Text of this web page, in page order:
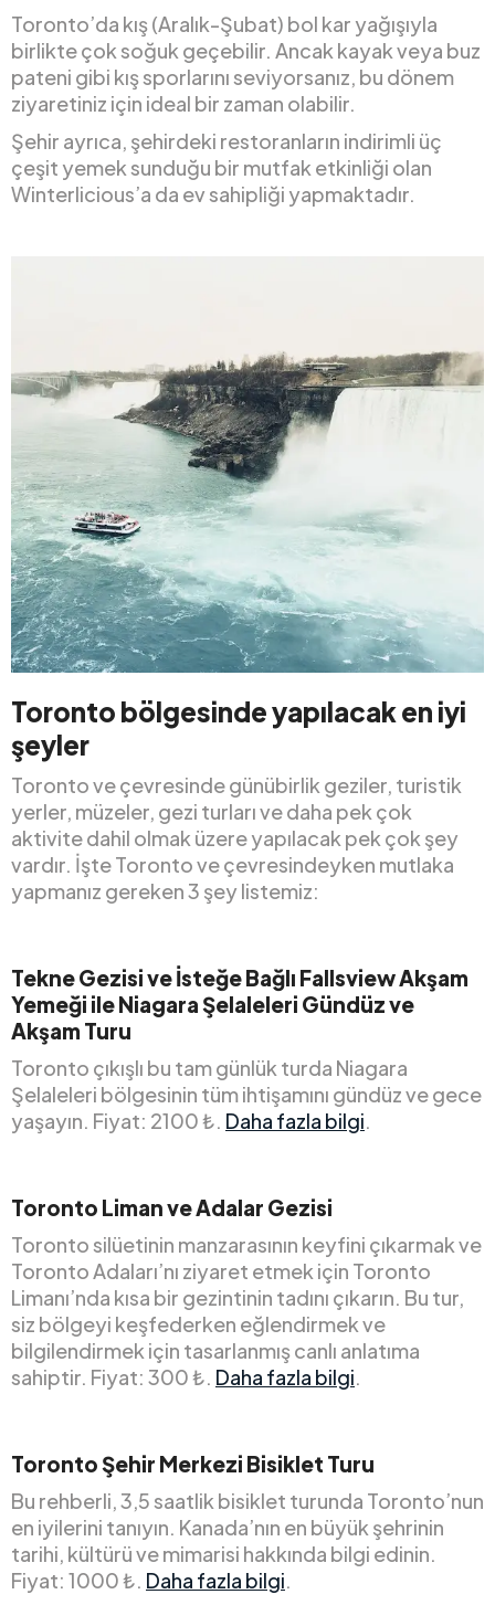
Toronto’da kış (Aralık-Şubat) bol kar yağışıyla
birlikte çok soğuk geçebilir. Ancak kayak veya buz
pateni gibi kış sporlarını seviyorsanız, bu dönem
ziyaretiniz için ideal bir zaman olabilir.
Şehir ayrıca, şehirdeki restoranların indirimli üç
çeşit yemek sunduğu bir mutfak etkinliği olan
Winterlicious’a da ev sahipliği yapmaktadır.
Toronto bölgesinde yapılacak en iyi
şeyler
Toronto ve çevresinde günübirlik geziler, turistik
yerler, müzeler, gezi turları ve daha pek çok
aktivite dahil olmak üzere yapılacak pek çok şey
vardır. İşte Toronto ve çevresindeyken mutlaka
yapmanız gereken 3 şey listemiz:
Tekne Gezisi ve İsteğe Bağlı Fallsview Akşam
Yemeği ile Niagara Şelaleleri Gündüz ve
Akşam Turu
Toronto çıkışlı bu tam günlük turda Niagara
Şelaleleri bölgesinin tüm ihtişamını gündüz ve gece
yaşayın. Fiyat: 2100 ₺. Daha fazla bilgi.
Toronto Liman ve Adalar Gezisi
Toronto silüetinin manzarasının keyfini çıkarmak ve
Toronto Adaları’nı ziyaret etmek için Toronto
Limanı’nda kısa bir gezintinin tadını çıkarın. Bu tur,
siz bölgeyi keşfederken eğlendirmek ve
bilgilendirmek için tasarlanmış canlı anlatıma
sahiptir. Fiyat: 300 ₺. Daha fazla bilgi.
Toronto Şehir Merkezi Bisiklet Turu
Bu rehberli, 3,5 saatlik bisiklet turunda Toronto’nun
en iyilerini tanıyın. Kanada’nın en büyük şehrinin
tarihi, kültürü ve mimarisi hakkında bilgi edinin.
Fiyat: 1000 ₺. Daha fazla bilgi.